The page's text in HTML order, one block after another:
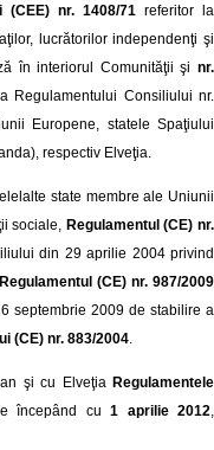
(CEE) nr. 1408/71 referitor la
lucrătorilor independenţi şi
în interiorul Comunităţii şi nr.
Regulamentului Consiliului nr.
Europene, statele Spaţiului
respectiv Elveţia.
state membre ale Uniunii
sociale, Regulamentul (CE) nr.
din 29 aprilie 2004 privind
Regulamentul (CE) nr. 987/2009
septembrie 2009 de stabilire a
(CE) nr. 883/2004.
şi cu ElveţiaRegulamentele
începând cu1 aprilie 2012,